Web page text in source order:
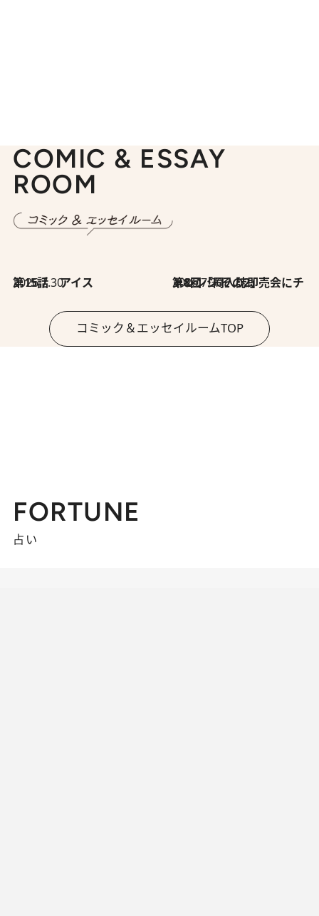
COMIC & ESSAY
ROOM
2026.7.30
第15話 アイス 2026.7.30
第8回「同人誌即売会にチャレンジ その2」
コミック＆エッセイルームTOP
FORTUNE
占い